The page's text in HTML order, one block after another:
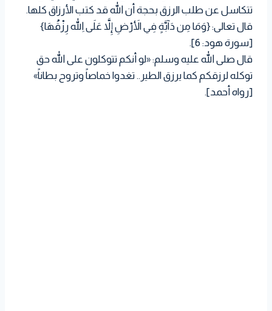
تتكاسل عن طلب الرزق بحجة أن الله قد كتب الأرزاق كلها.
قال تعالى: {وَمَا مِن دَآبَّةٍ فِي الأَرْضِ إِلاَّ عَلَى اللّهِ رِزْقُهَا}
[سورة هود: 6].
قال صلى الله عليه وسلم: «لو أنكم تتوكلون على الله حق
توكله لرزقكم كما يرزق الطير.. تغدوا خماصاً وتروح بطاناً»
[رواه أحمد].